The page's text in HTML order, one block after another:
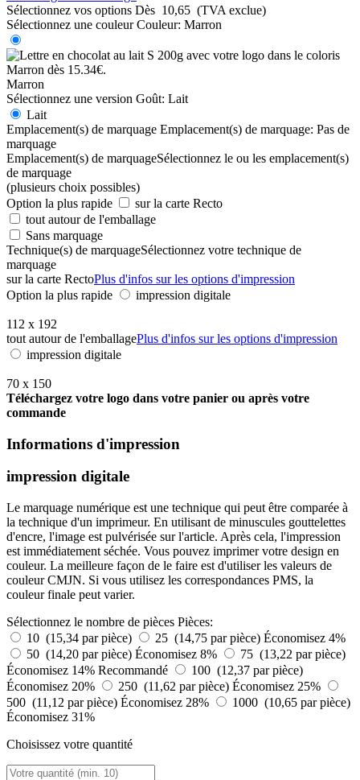
Sélectionnez vos options Dès 10,65 (TVA exclue)
Sélectionnez une couleur Couleur: Marron
Marron
Sélectionnez une version Goût: Lait
Lait
Emplacement(s) de marquage Emplacement(s) de marquage: Pas de
marquage
Emplacement(s) de marquageSélectionnez le ou les emplacement(s)
de marquage
(plusieurs choix possibles)
Option la plus rapide
sur la carte Recto
tout autour de l'emballage
Sans marquage
Technique(s) de marquageSélectionnez votre technique de
marquage
sur la carte RectoPlus d'infos sur les options d'impression
Option la plus rapide
impression digitale
112 x 192
tout autour de l'emballagePlus d'infos sur les options d'impression
impression digitale
70 x 150
Téléchargez votre logo dans votre panier ou après votre
commande
Informations d'impression
impression digitale
Le marquage numérique est une technique qui peut être comparée à
la technique d'un imprimeur. En utilisant de minuscules gouttelettes
d'encre, l'image est pulvérisée sur l'article. Après cela, l'impression
est immédiatement séchée. Vous pouvez imprimer votre design en
couleur. La meilleure façon de le faire est d'utiliser les valeurs de
couleur CMJN. Si vous utilisez les correspondances PMS, la
couleur finale peut varier.
Sélectionnez le nombre de pièces Pièces:
10 (15,34 par pièce)
25 (14,75 par pièce) Économisez 4%
50 (14,20 par pièce) Économisez 8%
75 (13,22 par pièce)
Économisez 14% Recommandé
100 (12,37 par pièce)
Économisez 20%
250 (11,62 par pièce) Économisez 25%
500 (11,12 par pièce) Économisez 28%
1000 (10,65 par pièce)
Économisez 31%
Choisissez votre quantité